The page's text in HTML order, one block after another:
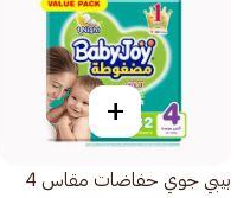
+
بيبي جوي حفاضات مقاس 4